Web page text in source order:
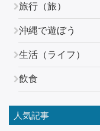
旅行（旅）
沖縄で遊ぼう
生活（ライフ）
飲食
人気記事